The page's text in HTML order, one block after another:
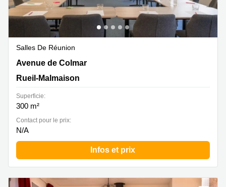
Salles De Réunion
55 avenue de Colmar, Rueil-Malmaison
Avenue de Colmar
Rueil-Malmaison
Superficie:
300 m²
Contact pour le prix:
N/A
Infos et prix